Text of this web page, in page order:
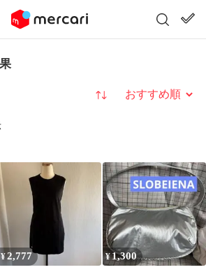
並び替え
¥2,777 ¥1,300